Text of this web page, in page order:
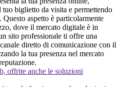
biglietto da visita e permettendo
aspetto è particolarmente
dove il mercato digitale è in
sito professionale ti offre una
diretto di comunicazione con il
la tua presenza nel mercato
offrite anche le soluzioni